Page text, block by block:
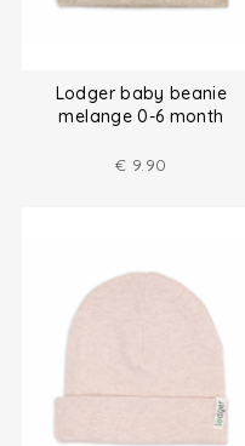
Lodger baby beanie
melange 0-6 month
€ 9.90